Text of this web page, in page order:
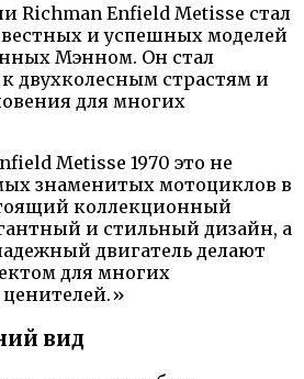
Richman Enfield Metisse стал
и успешных моделей
Мэнном. Он стал
двухколесным страстям и
для многих
Metisse 1970 это не
знаменитых мотоциклов в
коллекционный
и стильный дизайн, а
двигатель делают
для многих
вид